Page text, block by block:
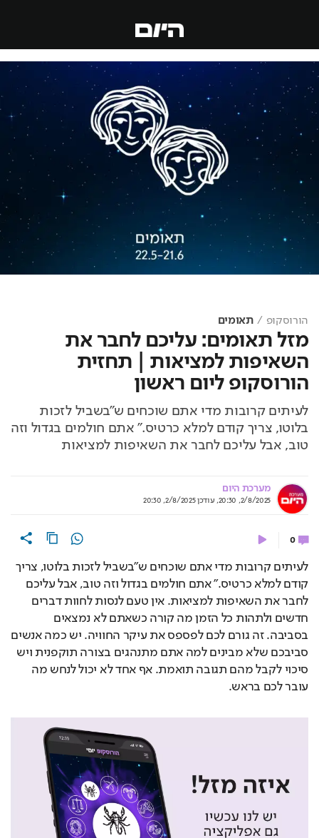
הורוסקופ תאומים
מזל תאומים: עליכם לחבר את
השאיפות למציאות | תחזית
הורוסקופ ליום ראשון
לעיתים קרובות מדי אתם שוכחים ש"בשביל לזכות
בלוטו, צריך קודם למלא כרטיס." אתם חולמים בגדול וזה
טוב, אבל עליכם לחבר את השאיפות למציאות
מערכת היום
2/8/2025, 20:30
, עודכן2/8/2025, 20:30
0
לעיתים קרובות מדי אתם שוכחים ש"בשביל לזכות בלוטו, צריך
עובר לכם בראש.